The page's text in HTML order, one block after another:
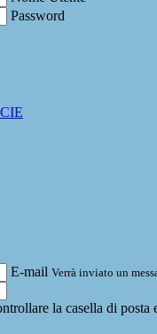
Password
E-mail Verrà inviato un
la casella di posta